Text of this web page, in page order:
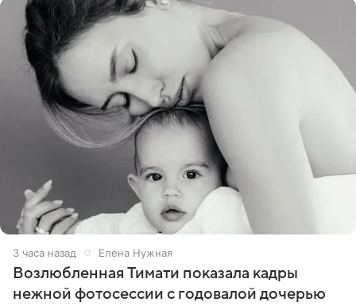
3 часа назад Елена Нужная
Возлюбленная Тимати показала кадры
нежной фотосессии с годовалой дочерью